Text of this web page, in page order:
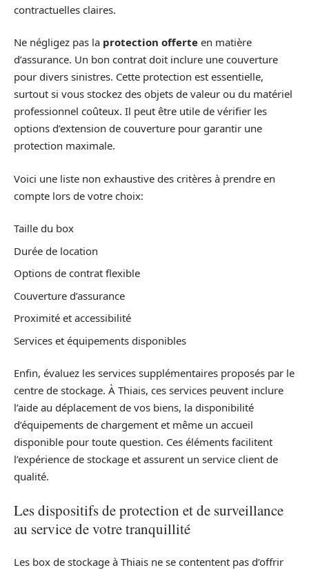
contractuelles claires.
Ne négligez pas la protection offerte en matière
d’assurance. Un bon contrat doit inclure une couverture
pour divers sinistres. Cette protection est essentielle,
surtout si vous stockez des objets de valeur ou du matériel
professionnel coûteux. Il peut être utile de vérifier les
options d’extension de couverture pour garantir une
protection maximale.
Voici une liste non exhaustive des critères à prendre en
compte lors de votre choix:
Taille du box
Durée de location
Options de contrat flexible
Couverture d’assurance
Proximité et accessibilité
Services et équipements disponibles
Enfin, évaluez les services supplémentaires proposés par le
centre de stockage. À Thiais, ces services peuvent inclure
l’aide au déplacement de vos biens, la disponibilité
d’équipements de chargement et même un accueil
disponible pour toute question. Ces éléments facilitent
l’expérience de stockage et assurent un service client de
qualité.
Les dispositifs de protection et de surveillance
au service de votre tranquillité
Les box de stockage à Thiais ne se contentent pas d’offrir